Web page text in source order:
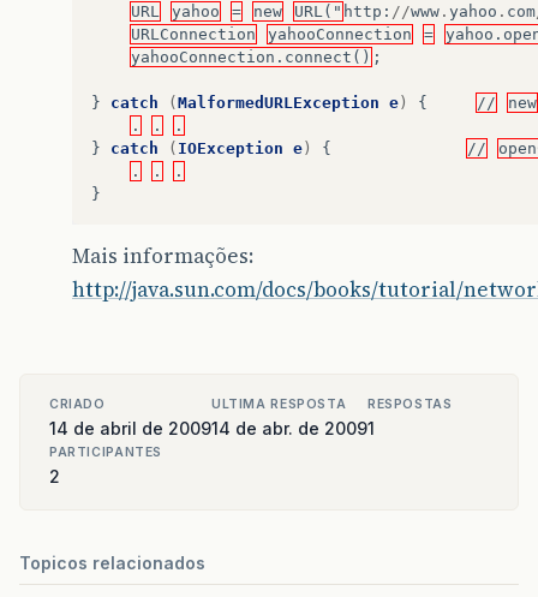
URL
yahoo = new URL(" http : //www . yahoo . com
URLConnection
yahooConnection =
yahooConnection.connect() ;
} catch ( MalformedURLException e ) { //
new
.
.
.
}
catch ( IOException e ) { //
.
.
.
}
Mais informações:
http://java.sun.com/docs/books/tutorial/
CRIADO
14 de abril de 2009
ULTIMA RESPOSTA
14 de abr. de 2009
RESPOSTAS
1
PARTICIPANTES
2
Topicos relacionados